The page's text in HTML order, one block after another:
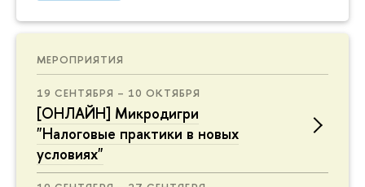
МЕРОПРИЯТИЯ
19 СЕНТЯБРЯ – 10 ОКТЯБРЯ
[ОНЛАЙН] Микродигри
"Налоговые практики в новых
условиях"